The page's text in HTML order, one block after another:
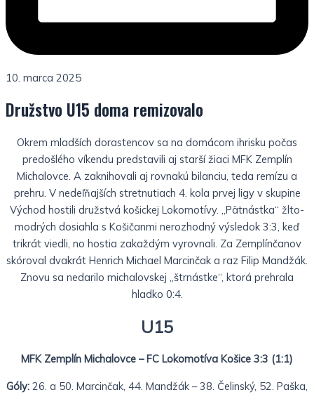
10. marca 2025
Družstvo U15 doma remizovalo
Okrem mladších dorastencov sa na domácom ihrisku počas
predošlého víkendu predstavili aj starší žiaci MFK Zemplín
Michalovce. A zaknihovali aj rovnakú bilanciu, teda remízu a
prehru. V nedeľňajších stretnutiach 4. kola prvej ligy v skupine
Východ hostili družstvá košickej Lokomotívy. „Pätnástka“ žlto-
modrých dosiahla s Košičanmi nerozhodný výsledok 3:3, keď
trikrát viedli, no hostia zakaždým vyrovnali. Za Zemplínčanov
skóroval dvakrát Henrich Michael Marcinčak a raz Filip Mandžák.
Znovu sa nedarilo michalovskej „štrnástke“, ktorá prehrala
hladko 0:4.
U15
MFK Zemplín Michalovce – FC Lokomotíva Košice 3:3 (1:1)
Góly: 26. a 50. Marcinčak, 44. Mandžák – 38. Čelinský, 52. Paška,